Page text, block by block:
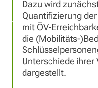
Dazu wird
Quantifizierung
mit ÖV-
die (Mobilitäts-
Unterschiede ihrer
dargestellt.